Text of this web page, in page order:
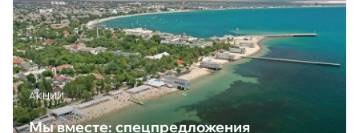
АКЦИИ
Мы вместе: спецпредложения